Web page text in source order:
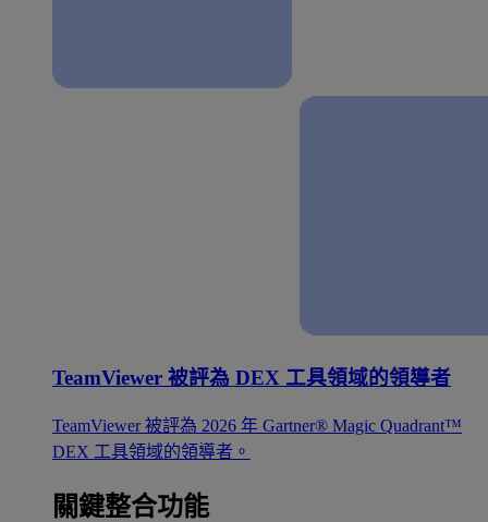
TeamViewer 被評為 DEX 工具領域的領導者
TeamViewer 被評為 2026 年 Gartner® Magic Quadrant™
DEX 工具領域的領導者。
關鍵整合功能